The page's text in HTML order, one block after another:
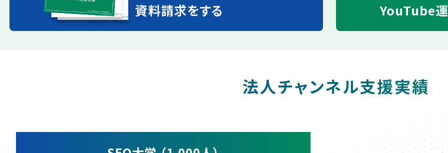
資料請求をする YouTube
法人チャンネル支援実績